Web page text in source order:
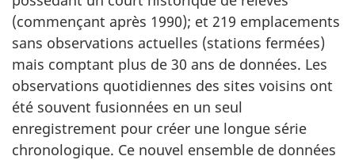
(commençant après 1990); et 219 emplacements
sans observations actuelles (stations fermées)
mais comptant plus de 30 ans de données. Les
observations quotidiennes des sites voisins ont
été souvent fusionnées en un seul
enregistrement pour créer une longue série
chronologique. Ce nouvel ensemble de données